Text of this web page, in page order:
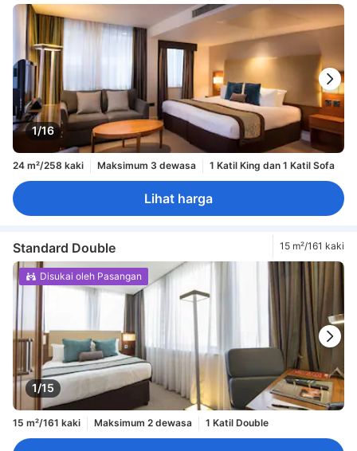
1/16
24 m²/258 kaki Maksimum 3 dewasa 1 Katil King dan 1 Katil Sofa
Lihat harga
Standard Double 15 m²/161 kaki
1/15
Disukai oleh Pasangan
15 m²/161 kaki Maksimum 2 dewasa 1 Katil Double